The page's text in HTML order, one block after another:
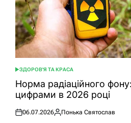
ОПУБЛІКУВАТИ
У
ЗДОРОВ'Я ТА КРАСА
Норма радіаційного
цифрами в 2026 році
Оприлюднено
06.07.2026
Опубліковано
Понька Святослав